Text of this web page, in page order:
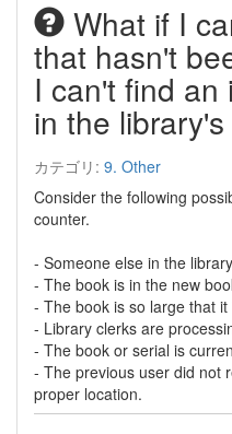
What if I
that hasn't
I can't find an
in the
カテゴリ: 9. Other
Consider the following
counter.
- Someone else in the
- The book is in the new
- The book is so large that
- Library clerks are
- The book or serial is
- The previous user did not
proper location.